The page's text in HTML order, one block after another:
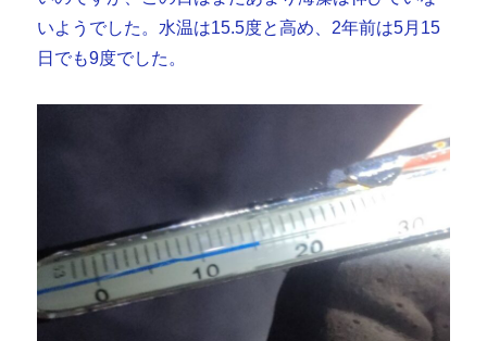
いようでした。水温は15.5度と高め、2年前は5月15
日でも9度でした。